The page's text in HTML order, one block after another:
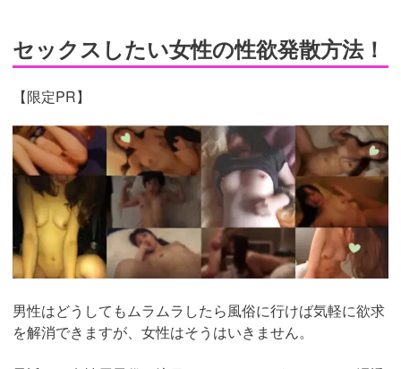
セックスしたい女性の性欲発散方法！
【限定PR】
https://pcmax.jp/lp/?
ad_id=rm307152
男性はどうしてもムラムラしたら風俗に行けば気軽に欲求
を解消できますが、女性はそうはいきません。